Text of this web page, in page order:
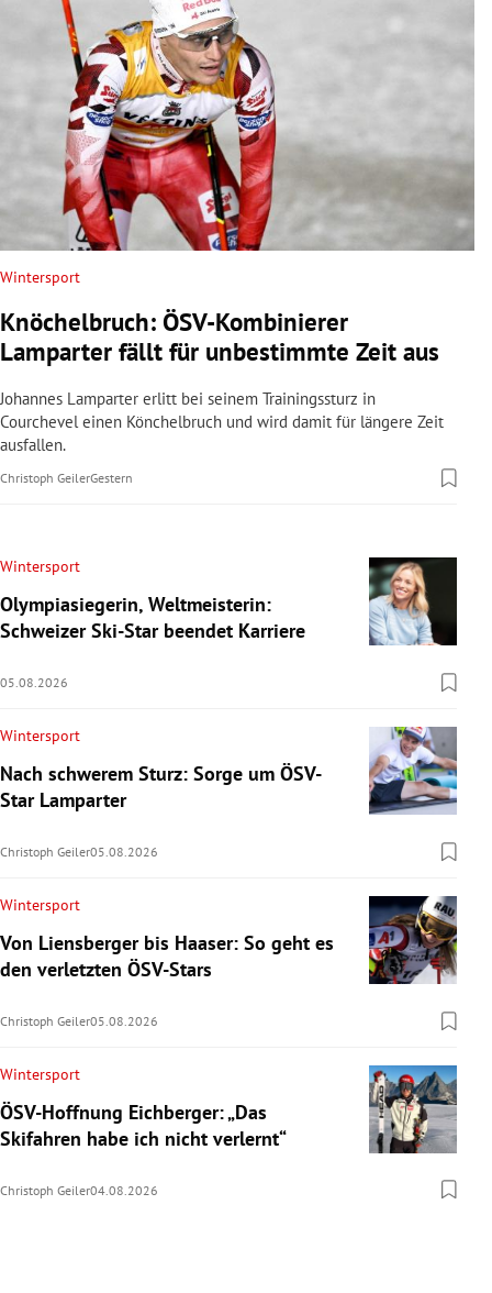
Wintersport
Knöchelbruch: ÖSV-Kombinierer
Lamparter fällt für unbestimmte Zeit aus
Johannes Lamparter erlitt bei seinem Trainingssturz in
Courchevel einen Könchelbruch und wird damit für längere Zeit
ausfallen.
Christoph GeilerGestern
Wintersport
Olympiasiegerin, Weltmeisterin:
Schweizer Ski-Star beendet Karriere
05.08.2026
Wintersport
Nach schwerem Sturz: Sorge um ÖSV-
Star Lamparter
Christoph Geiler05.08.2026
Wintersport
Von Liensberger bis Haaser: So geht es
den verletzten ÖSV-Stars
Christoph Geiler05.08.2026
Wintersport
ÖSV-Hoffnung Eichberger: „Das
Skifahren habe ich nicht verlernt“
Christoph Geiler04.08.2026